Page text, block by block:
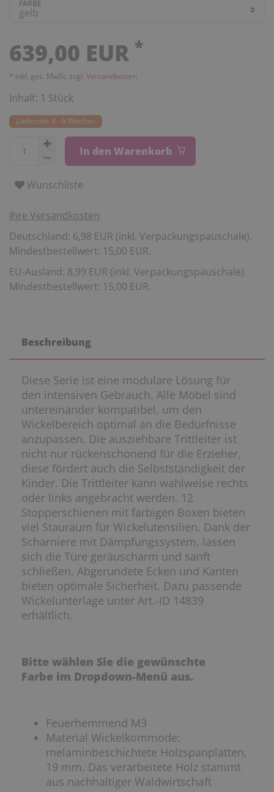
FARBE
639,00 EUR *
* inkl. ges. MwSt. zzgl. Versandkosten
Inhalt: 1 Stück
Lieferzeit: 4 - 6 Wochen
In den Warenkorb
Wunschliste
Ihre Versandkosten
Deutschland: 6,98 EUR (inkl. Verpackungspauschale).
Mindestbestellwert: 15,00 EUR.
EU-Ausland: 8,99 EUR (inkl. Verpackungspauschale).
Mindestbestellwert: 15,00 EUR.
Beschreibung
Diese Serie ist eine modulare Lösung für
den intensiven Gebrauch. Alle Möbel sind
untereinander kompatibel, um den
Wickelbereich optimal an die Bedürfnisse
anzupassen. Die ausziehbare Trittleiter ist
nicht nur rückenschonend für die Erzieher,
diese fördert auch die Selbstständigkeit der
Kinder. Die Trittleiter kann wahlweise rechts
oder links angebracht werden. 12
Stopperschienen mit farbigen Boxen bieten
viel Stauraum für Wickelutensilien. Dank der
Scharniere mit Dämpfungssystem, lassen
sich die Türe geräuscharm und sanft
schließen. Abgerundete Ecken und Kanten
bieten optimale Sicherheit. Dazu passende
Wickelunterlage unter Art.-ID 14839
erhältlich.
Bitte wählen Sie die gewünschte
Farbe im Dropdown-Menü aus.
Feuerhemmend M3
Material Wickelkommode:
melaminbeschichtete Holzspanplatten,
19 mm. Das verarbeitete Holz stammt
aus nachhaltiger Waldwirtschaft